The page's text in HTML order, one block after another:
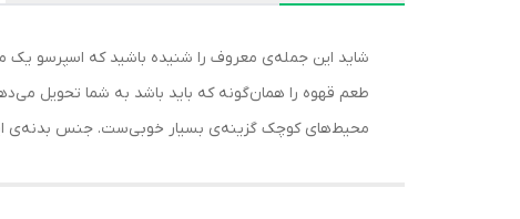
شاید این جمله‌ی معروف را شنیده باشید که اسپرسو یک
محیط‌های کوچک گزینه‌ی بسیار خوبی‌ست. جنس بدنه‌ی